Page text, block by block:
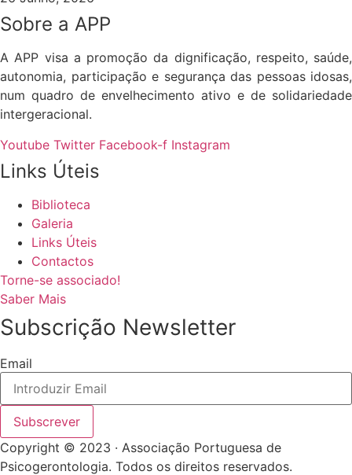
Sobre a APP
A APP visa a promoção da dignificação, respeito, saúde,
autonomia, participação e segurança das pessoas idosas,
num quadro de envelhecimento ativo e de solidariedade
intergeracional.
Youtube Twitter Facebook-f Instagram
Links Úteis
Biblioteca
Galeria
Links Úteis
Contactos
Torne-se associado!
Saber Mais
Subscrição Newsletter
Email
Subscrever
Copyright © 2023 · Associação Portuguesa de
Psicogerontologia. Todos os direitos reservados.